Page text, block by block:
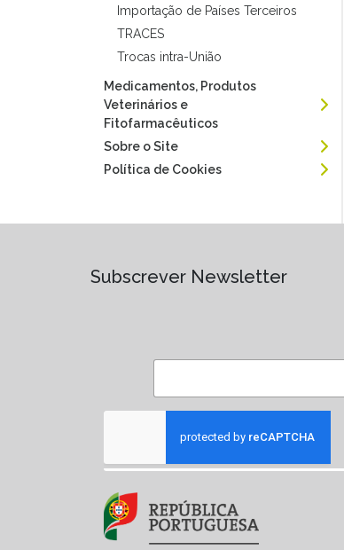
Importação de Países Terceiros
TRACES
Trocas intra-União
Medicamentos, Produtos
Veterinários e
Fitofarmacêuticos
Sobre o Site
Política de Cookies
Subscrever Newsletter